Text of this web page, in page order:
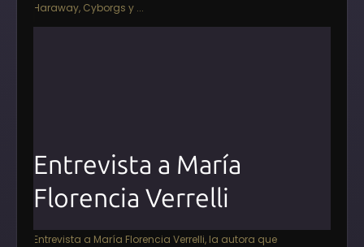
Haraway, Cyborgs y ...
Entrevista a María
Florencia Verrelli
Entrevista a María Florencia Verrelli, la autora que